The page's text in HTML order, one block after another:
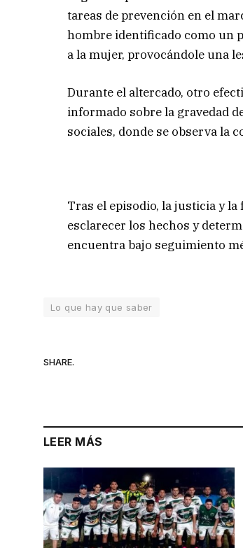
tareas de prevención en el
hombre identificado como un
a la mujer, provocándole una
Durante el altercado, otro
informado sobre la gravedad
sociales, donde se observa la
Tras el episodio, la justicia y
esclarecer los hechos y
encuentra bajo seguimiento
Lo que hay que saber
SHARE.
LEER MÁS